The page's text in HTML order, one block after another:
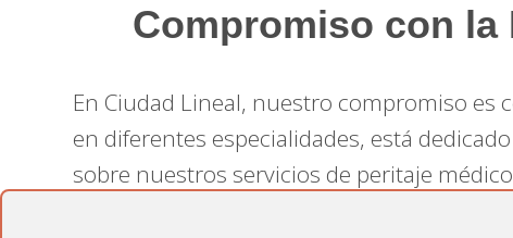
Compromiso con la
En Ciudad Lineal, nuestro compromiso es
en diferentes especialidades, está
sobre nuestros servicios de peritaje
equipo está listo para ofrecerte el